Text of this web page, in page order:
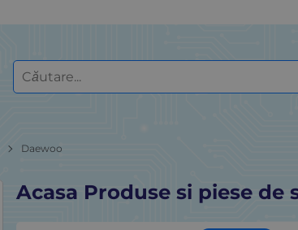
Daewoo
Acasa Produse si piese de